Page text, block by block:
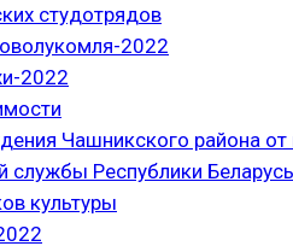
студотрядов
2022
2022
Чашникского района
службы Республики Беларусь
культуры